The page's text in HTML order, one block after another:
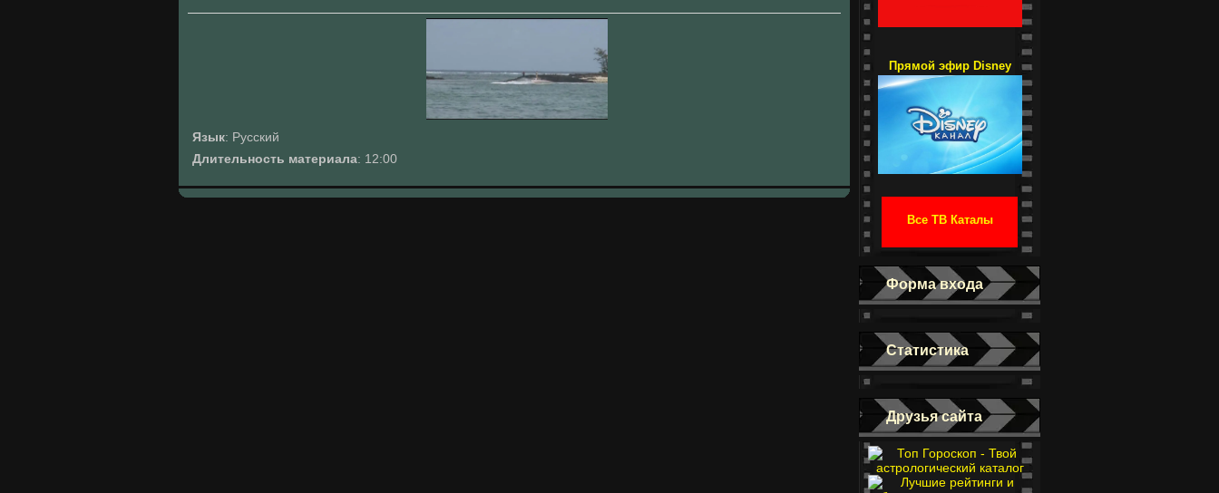
Язык: Русский
Длительность материала: 12:00
Прямой эфир Disney
Все ТВ Каталы
Форма входа
Статистика
Друзья сайта